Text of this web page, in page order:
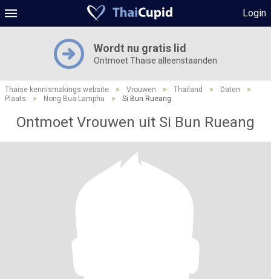
Login
Wordt nu gratis lid
Ontmoet Thaise alleenstaanden
Thaise kennismakings website > Vrouwen > Thailand > Daten
>
Plaats
> Nong Bua Lamphu > Si Bun Rueang
Ontmoet Vrouwen uit Si Bun Rueang